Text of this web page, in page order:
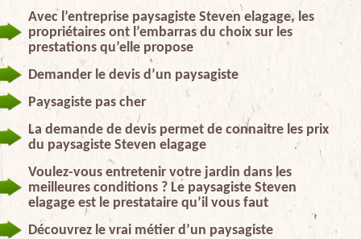
Avec l’entreprise paysagiste Steven elagage, les
propriétaires ont l’embarras du choix sur les
prestations qu’elle propose
Demander le devis d’un paysagiste
Paysagiste pas cher
La demande de devis permet de connaitre les prix
du paysagiste Steven elagage
Voulez-vous entretenir votre jardin dans les
meilleures conditions ? Le paysagiste Steven
elagage est le prestataire qu’il vous faut
Découvrez le vrai métier d’un paysagiste